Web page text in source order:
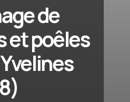
de
et poêles